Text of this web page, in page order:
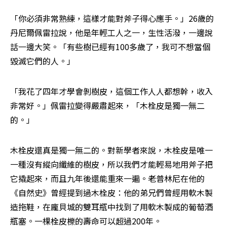
「你必須非常熟練，這樣才能對斧子得心應手。」26歲的
丹尼爾佩雷拉說，他是年輕工人之一，生性活潑，一邊說
話一邊大笑。「有些樹已經有100多歲了，我可不想當個
毀滅它們的人。」
「我花了四年才學會剝樹皮，這個工作人人都想幹，收入
非常好。」佩雷拉變得嚴肅起來，「木栓皮是獨一無二
的。」
木栓皮還真是獨一無二的。對新學者來說，木栓皮是唯一
一種沒有縱向纖維的樹皮，所以我們才能輕易地用斧子把
它撬起來，而且九年後還能重來一遍。老普林尼在他的
《自然史》曾經提到過木栓皮：他的弟兄們曾經用軟木製
造拖鞋，在龐貝城的雙耳瓶中找到了用軟木製成的葡萄酒
瓶塞。一棵栓皮櫟的壽命可以超過200年。